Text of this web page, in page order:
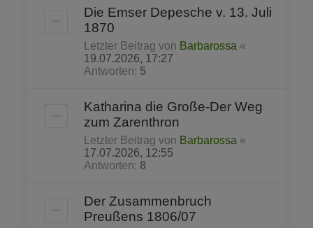
Die Emser Depesche v. 13. Juli
1870
Letzter Beitrag von Barbarossa «
19.07.2026, 17:27
Antworten: 5
Katharina die Große-Der Weg
zum Zarenthron
Letzter Beitrag von Barbarossa «
17.07.2026, 12:55
Antworten: 8
Der Zusammenbruch
Preußens 1806/07